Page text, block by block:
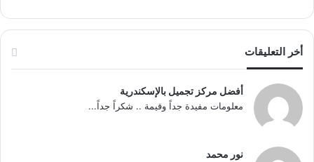
أخر التعليقات
أفضل مركز تجميل بالإسكندرية
معلومات مفيدة جداً وقيمة .. شكراً جداً...
نور محمد